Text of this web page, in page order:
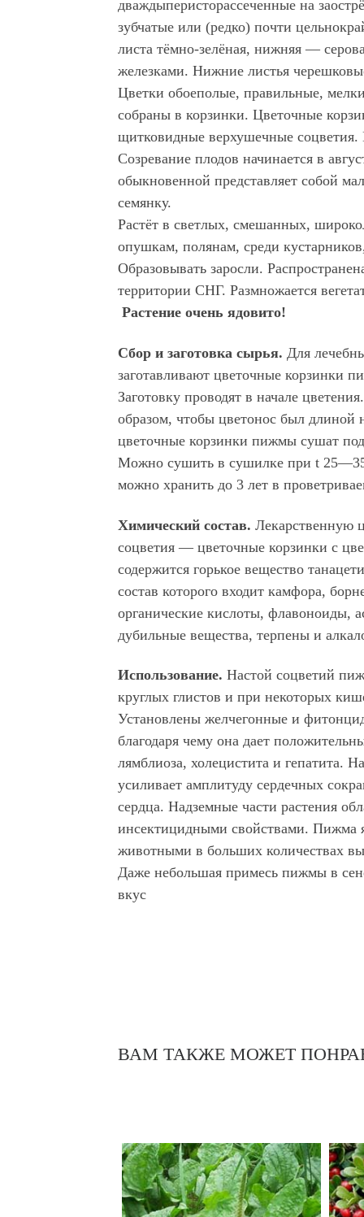
дваждыперисторассеченные на
зубчатые или (редко) почти
листа тёмно-зелёная, нижняя —
железками. Нижние листья
Цветки обоеполые, правильные,
собраны в корзинки. Цветочные
щитковидные верхушечные
Созревание плодов начинается в
обыкновенной представляет собой
семянку.
Растёт в светлых, смешанных,
опушкам, полянам, среди
Образовывать заросли.
территории СНГ. Размножается
Растение очень ядовито!
Сбор и заготовка сырья. Для
заготавливают цветочные корзинки
Заготовку проводят в начале
образом, чтобы цветонос был длиной
цветочные корзинки пижмы сушат
Можно сушить в сушилке при t
можно хранить до 3 лет в
Химический состав. Лекарственную
соцветия — цветочные корзинки с
содержится горькое вещество
состав которого входит камфора,
органические кислоты, флавоноиды,
дубильные вещества, терпены и
Использование. Настой соцветий
круглых глистов и при некоторых
Установлены желчегонные и
благодаря чему она дает
лямблиоза, холецистита и гепатита.
усиливает амплитуду сер­дечных
сердца. Надземные части растения
инсектицидными свой­ствами. Пижма
животными в больших количествах
Даже небольшая примесь пижмы в
вкус
ВАМ ТАКЖЕ МОЖЕТ